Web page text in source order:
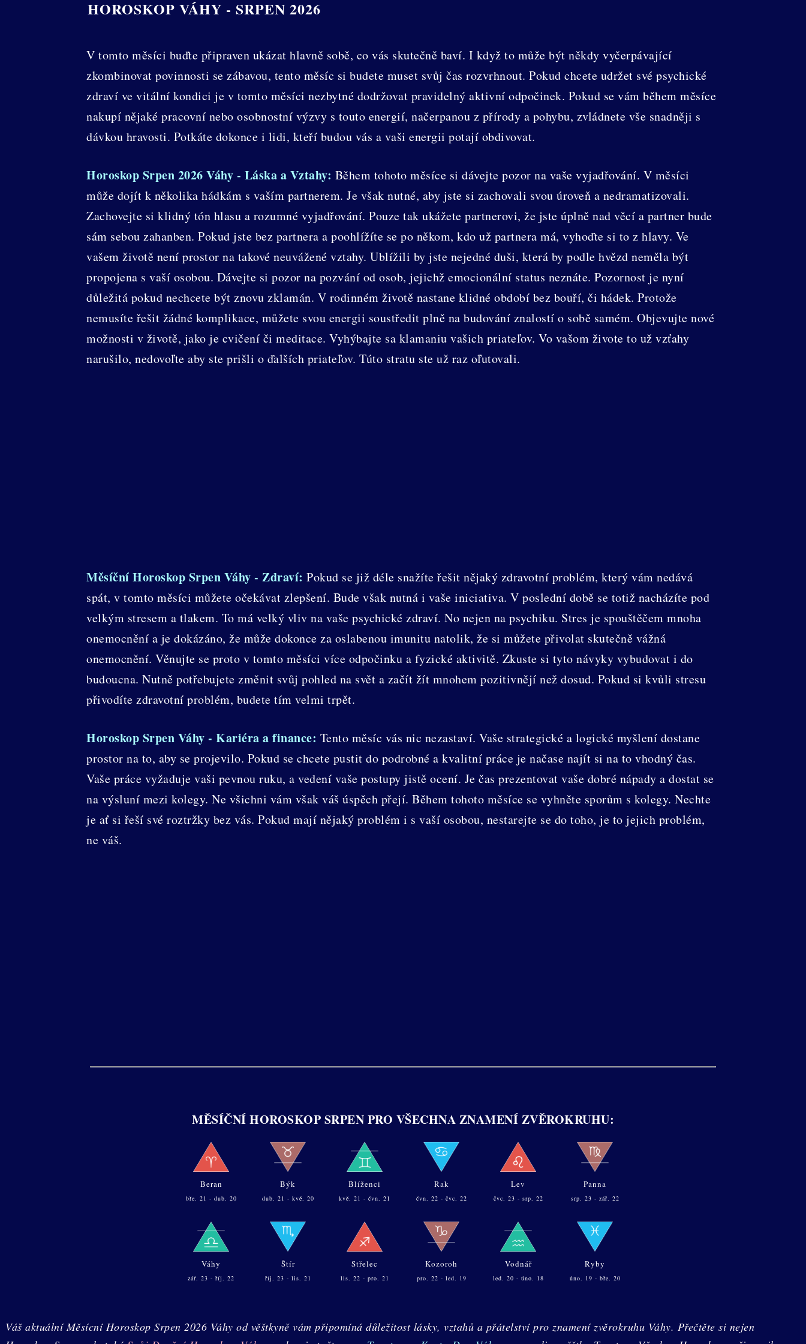
HOROSKOP VÁHY - SRPEN 2026
V tomto měsíci buďte připraven ukázat hlavně sobě, co vás skutečně baví. I když to může být někdy vyčerpávající
zkombinovat povinnosti se zábavou, tento měsíc si budete muset svůj čas rozvrhnout. Pokud chcete udržet své psychické
zdraví ve vitální kondici je v tomto měsíci nezbytné dodržovat pravidelný aktivní odpočinek. Pokud se vám během měsíce
nakupí nějaké pracovní nebo osobnostní výzvy s touto energií, načerpanou z přírody a pohybu, zvládnete vše snadněji s
dávkou hravosti. Potkáte dokonce i lidi, kteří budou vás a vaši energii potají obdivovat.
Horoskop Srpen 2026 Váhy - Láska a Vztahy: Během tohoto měsíce si dávejte pozor na vaše vyjadřování. V měsíci
může dojít k několika hádkám s vaším partnerem. Je však nutné, aby jste si zachovali svou úroveň a nedramatizovali.
Zachovejte si klidný tón hlasu a rozumné vyjadřování. Pouze tak ukážete partnerovi, že jste úplně nad věcí a partner bude
sám sebou zahanben. Pokud jste bez partnera a poohlížíte se po někom, kdo už partnera má, vyhoďte si to z hlavy. Ve
vašem životě není prostor na takové neuvážené vztahy. Ublížili by jste nejedné duši, která by podle hvězd neměla být
propojena s vaší osobou. Dávejte si pozor na pozvání od osob, jejichž emocionální status neznáte. Pozornost je nyní
důležitá pokud nechcete být znovu zklamán. V rodinném životě nastane klidné období bez bouří, či hádek. Protože
nemusíte řešit žádné komplikace, můžete svou energii soustředit plně na budování znalostí o sobě samém. Objevujte nové
možnosti v životě, jako je cvičení či meditace. Vyhýbajte sa klamaniu vašich priateľov. Vo vašom živote to už vzťahy
narušilo, nedovoľte aby ste prišli o ďalších priateľov. Túto stratu ste už raz oľutovali.
Měsíční Horoskop Srpen Váhy - Zdraví:Pokud se již déle snažíte řešit nějaký zdravotní problém, který vám nedává
spát, v tomto měsíci můžete očekávat zlepšení. Bude však nutná i vaše iniciativa. V poslední době se totiž nacházíte pod
velkým stresem a tlakem. To má velký vliv na vaše psychické zdraví. No nejen na psychiku. Stres je spouštěčem mnoha
onemocnění a je dokázáno, že může dokonce za oslabenou imunitu natolik, že si můžete přivolat skutečně vážná
onemocnění. Věnujte se proto v tomto měsíci více odpočinku a fyzické aktivitě. Zkuste si tyto návyky vybudovat i do
budoucna. Nutně potřebujete změnit svůj pohled na svět a začít žít mnohem pozitivnějí než dosud. Pokud si kvůli stresu
přivodíte zdravotní problém, budete tím velmi trpět.
Horoskop Srpen Váhy - Kariéra a finance: Tento měsíc vás nic nezastaví. Vaše strategické a logické myšlení dostane
prostor na to, aby se projevilo. Pokud se chcete pustit do podrobné a kvalitní práce je načase najít si na to vhodný čas.
Vaše práce vyžaduje vaši pevnou ruku, a vedení vaše postupy jistě ocení. Je čas prezentovat vaše dobré nápady a dostat se
na výsluní mezi kolegy. Ne všichni vám však váš úspěch přejí. Během tohoto měsíce se vyhněte sporům s kolegy. Nechte
je ať si řeší své roztržky bez vás. Pokud mají nějaký problém i s vaší osobou, nestarejte se do toho, je to jejich problém,
ne váš.
MĚSÍČNÍ HOROSKOP SRPEN PRO VŠECHNA ZNAMENÍ ZVĚROKRUHU:
Beran
bře. 21 - dub. 20
Býk
dub. 21 - kvě. 20
Blíženci
kvě. 21 - čvn. 21
Rak
čvn. 22 - čvc. 22
Lev
čvc. 23 - srp. 22
Panna
srp. 23 - zář. 22
Váhy
zář. 23 - říj. 22
Štír
říj. 23 - lis. 21
Střelec
lis. 22 - pro. 21
Kozoroh
pro. 22 - led. 19
Vodnář
led. 20 - úno. 18
Ryby
úno. 19 - bře. 20
Váš aktuální Měsícní Horoskop Srpen 2026 Váhy od věštkyně vám připomíná důležitost lásky, vztahů a přátelství pro znamení zvěrokruhu Váhy. Přečtěte si nejen